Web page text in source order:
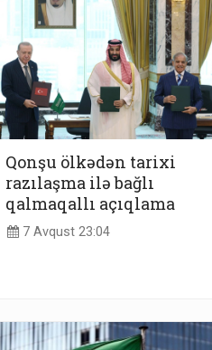
Qonşu ölkədən tarixi
razılaşma ilə bağlı
qalmaqallı açıqlama
7 Avqust 23:04